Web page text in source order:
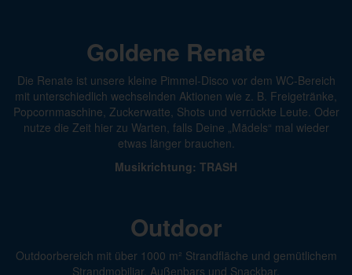
Goldene Renate
Die Renate ist unsere kleine Pimmel-Disco vor dem WC-Bereich
mit unterschiedlich wechselnden Aktionen wie z. B. Freigetränke,
Popcornmaschine, Zuckerwatte, Shots und verrückte Leute. Oder
nutze die Zeit hier zu Warten, falls Deine „Mädels“ mal wieder
etwas länger brauchen.
Musikrichtung: TRASH
Outdoor
Outdoorbereich mit über 1000 m² Strandfläche und gemütlichem
Strandmobiliar, Außenbars und Snackbar.